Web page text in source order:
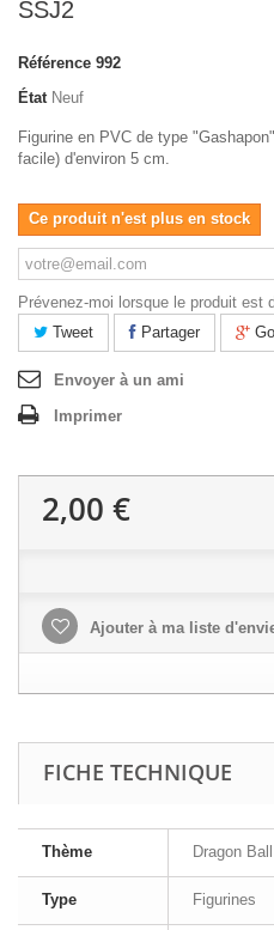
SSJ2
Référence 992
État Neuf
Figurine en PVC de type
facile) d'environ 5 cm.
Ce produit n'est plus en stock
Prévenez-moi lorsque le produit est
Tweet
Partager
Envoyer à un ami
Imprimer
2,00 €
Ajouter à ma liste
FICHE TECHNIQUE
Thème Dragon
Type Figurines